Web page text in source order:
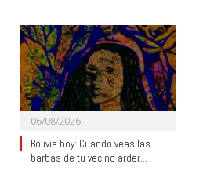
06/08/2026
Bolivia hoy: Cuando veas las
barbas de tu vecino arder…